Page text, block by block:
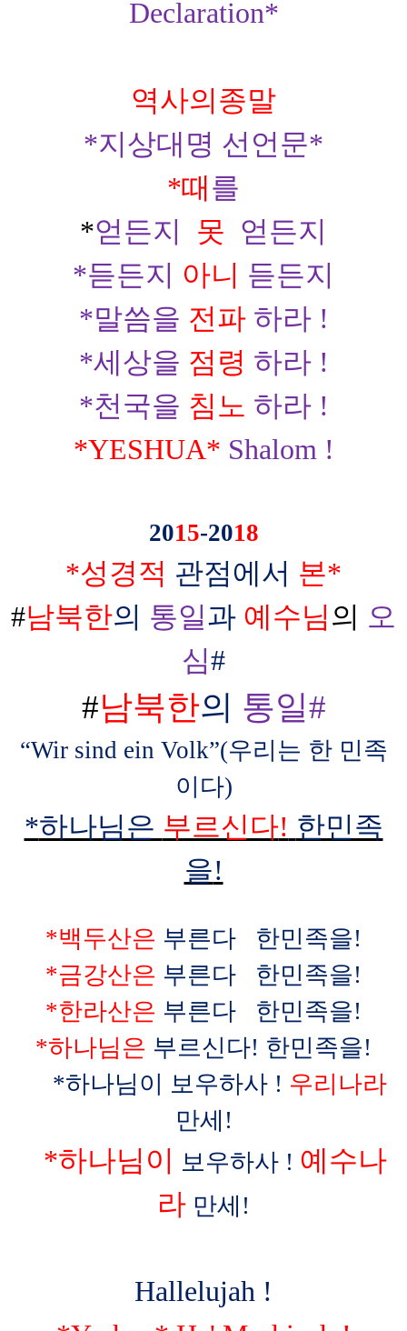
Declaration*
역사의종말
*지상대명 선언문*
*때를
*얻든지 못 얻든지
*듣든지 아니 듣든지
*말씀을 전파 하라!
*세상을 점령 하라!
*천국을 침노 하라!
*YESHUA* Shalom !
2015-2018
*성경적 관점에서 본*
#남북한의 통일과 예수님의 오
심#
#남북한의 통일#
“Wir sind ein Volk”(우리는 한 민족
이다)
*하나님은 부르신다! 한민족
을!
*백두산은 부른다 한민족을!
*금강산은 부른다 한민족을!
*한라산은 부른다 한민족을!
*하나님은 부르신다! 한민족을!
*하나님이 보우하사! 우리나라
만세 !
*하나님이 보우하사! 예수나
라 만세 !
Hallelujah !